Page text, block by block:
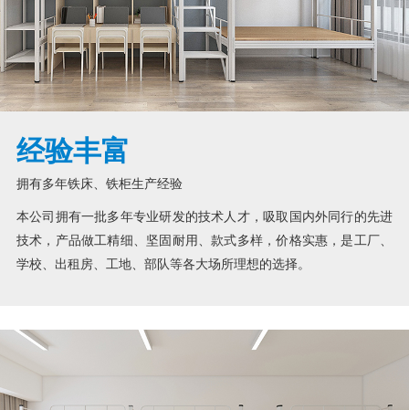
经验丰富
拥有多年铁床、铁柜生产经验
本公司拥有一批多年专业研发的技术人才，吸取国内外同行的先进
技术，产品做工精细、坚固耐用、款式多样，价格实惠，是工厂、
学校、出租房、工地、部队等各大场所理想的选择。